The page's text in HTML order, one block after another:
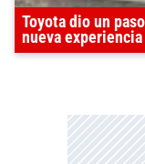
Toyota dio un
nueva